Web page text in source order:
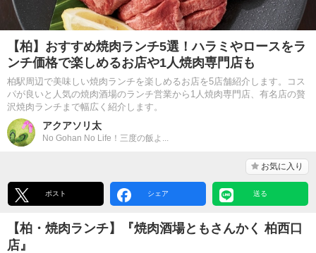
【柏】おすすめ焼肉ランチ5選！ハラミやロースをラ
ンチ価格で楽しめるお店や1人焼肉専門店も
柏駅周辺で美味しい焼肉ランチを楽しめるお店を5店舗紹介します。コス
パが良いと人気の焼肉酒場のランチ営業から1人焼肉専門店、有名店の贅
沢焼肉ランチまで幅広く紹介します。
アクアソリ太
No Gohan No Life！三度の飯よ...
お気に入り
ポスト シェア 送る
【柏・焼肉ランチ】『焼肉酒場ともさんかく 柏西口
店』